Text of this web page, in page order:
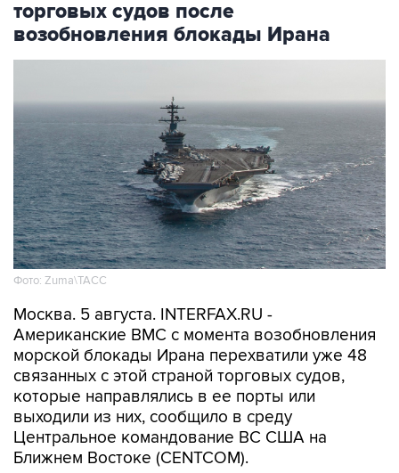
торговых судов после
возобновления блокады Ирана
Фото: Zuma\ТАСС
Москва. 5 августа. INTERFAX.RU -
Американские ВМС с момента возобновления
морской блокады Ирана перехватили уже 48
связанных с этой страной торговых судов,
которые направлялись в ее порты или
выходили из них, сообщило в среду
Центральное командование ВС США на
Ближнем Востоке (CENTCOM).